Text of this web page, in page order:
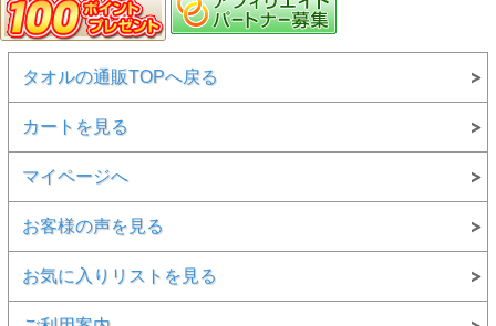
タオルの通販TOPへ戻る
カートを見る
マイページへ
お客様の声を見る
お気に入りリストを見る